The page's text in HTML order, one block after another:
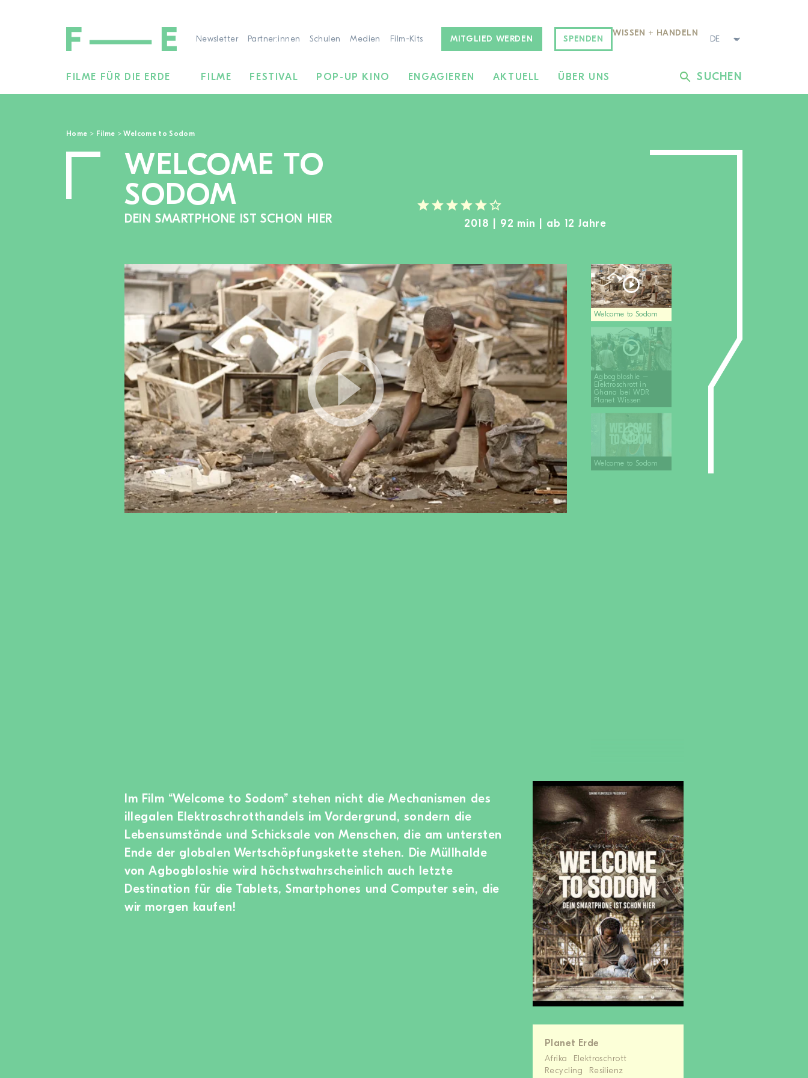
Newsletter Partner:innen Schulen Medien Film-Kits MITGLIED WERDEN SPENDEN
WISSEN + HANDELN
FILME FÜR DIE ERDE FILME FESTIVAL POP-UP KINO ENGAGIEREN AKTUELL ÜBER UNS SUCHEN
Home > Filme >Welcome to Sodom
WELCOME TO
SODOM
DEIN SMARTPHONE IST SCHON HIER
Welcome to Sodom
Agbogbloshie –
Elektroschrott in
Ghana bei WDR
Planet Wissen
Welcome to Sodom
2018 | 92 min | ab 12 Jahre
Planet Erde
Afrika
Elektroschrott
Recycling
Resilienz
Im Film “Welcome to Sodom” stehen nicht die Mechanismen des
illegalen Elektroschrotthandels im Vordergrund, sondern die
Lebensumstände und Schicksale von Menschen, die am untersten
Ende der globalen Wertschöpfungskette stehen. Die Müllhalde
von Agbogbloshie wird höchstwahrscheinlich auch letzte
Destination für die Tablets, Smartphones und Computer sein, die
wir morgen kaufen!